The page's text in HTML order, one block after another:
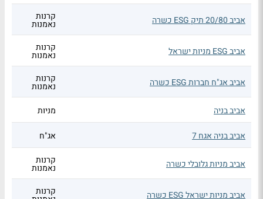
אביב 20/80 תיק ESG כשרה קרנות
נאמנות
אביב ESG מניות ישראל קרנות
נאמנות
אביב אג"ח חברות ESG כשרה קרנות
נאמנות
אביב בניה
מניות
אביב בניה אגח 7 אג"ח
אביב מניות גלובלי כשרה קרנות
נאמנות
אביב מניות ישראל ESG כשרה קרנות